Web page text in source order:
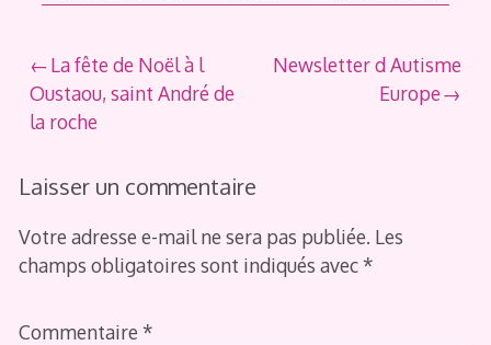
Navigation
de
La fête de Noël à l
Oustaou, saint André de
la roche
Newsletter d Autisme
Europe
Laisser un commentaire
Votre adresse e-mail ne sera pas publiée. Les
champs obligatoires sont indiqués avec *
Commentaire *